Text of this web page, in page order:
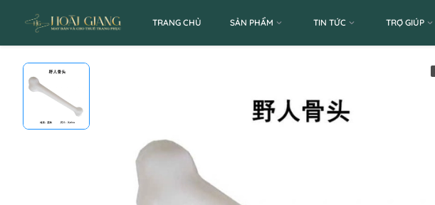
TRANG CHỦ SẢN PHẨM TIN TỨC TRỢ GIÚP